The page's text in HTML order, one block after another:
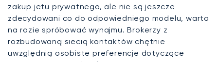
zakup jetu prywatnego, ale nie są jeszcze
zdecydowani co do odpowiedniego modelu, warto
na razie spróbować wynajmu. Brokerzy z
rozbudowaną siecią kontaktów chętnie
uwzględnią osobiste preferencje dotyczące